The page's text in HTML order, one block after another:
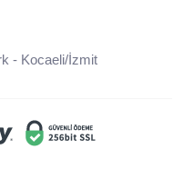
- Kocaeli/İzmit